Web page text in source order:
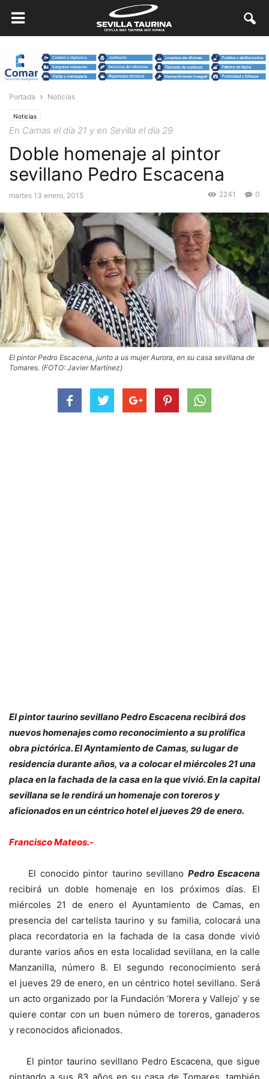
Portada Noticias
Noticias
En Camas el día 21 y en Sevilla el día 29
Doble homenaje al pintor
sevillano Pedro Escacena
martes 13 enero, 2015 0
2241
El pintor Pedro Escacena, junto a us mujer Aurora, en su casa sevillana de
Tomares. (FOTO: Javier Martínez)
El pintor taurino sevillano Pedro Escacena recibirá dos
nuevos homenajes como reconocimiento a su prolífica
obra pictórica. El Ayntamiento de Camas, su lugar de
residencia durante años, va a colocar el miércoles 21 una
placa en la fachada de la casa en la que vivió. En la capital
sevillana se le rendirá un homenaje con toreros y
aficionados en un céntrico hotel el jueves 29 de enero.
Francisco Mateos.-
El conocido pintor taurino sevillano Pedro Escacena
recibirá un doble homenaje en los próximos días. El
miércoles 21 de enero el Ayuntamiento de Camas, en
presencia del cartelista taurino y su familia, colocará una
placa recordatoria en la fachada de la casa donde vivió
durante varios años en esta localidad sevillana, en la calle
Manzanilla, número 8. El segundo reconocimiento será
el jueves 29 de enero, en un céntrico hotel sevillano. Será
un acto organizado por la Fundación ‘Morera y Vallejo’ y se
quiere contar con un buen número de toreros, ganaderos
y reconocidos aficionados.
El pintor taurino sevillano Pedro Escacena, que sigue